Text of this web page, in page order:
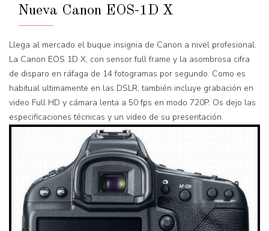
Nueva Canon EOS-1D X
Llega al mercado el buque insignia de Canon a nivel profesional.
La Canon EOS 1D X, con sensor full frame y la asombrosa cifra
de disparo en ráfaga de 14 fotogramas por segundo. Como es
habitual ultimamente en las DSLR, también incluye grabación en
video Full HD y cámara lenta a 50 fps en modo 720P. Os dejo las
especificaciones técnicas y un video de su presentación.